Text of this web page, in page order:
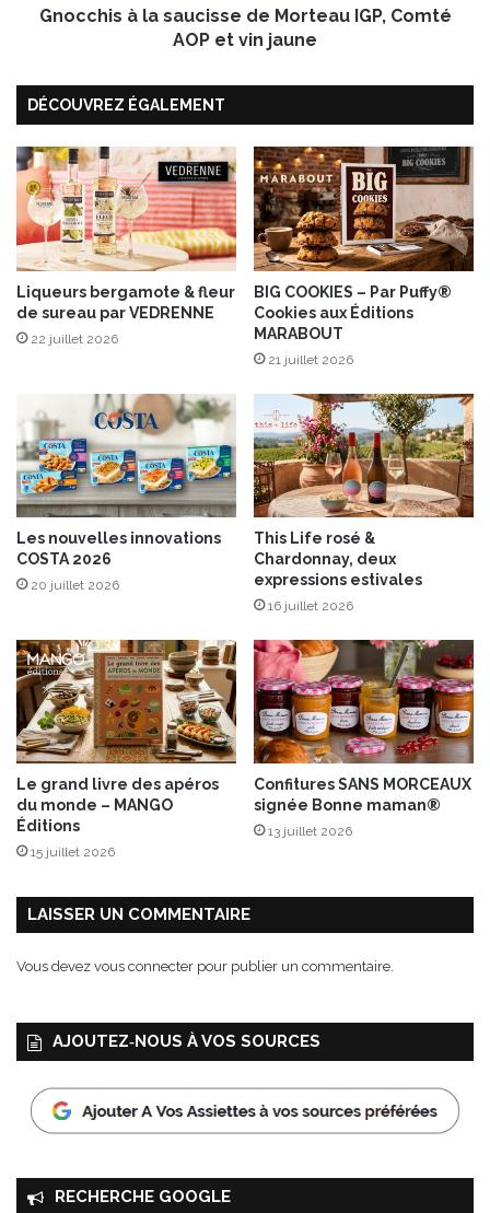
a
c
i
s
e
d
e
M
o
r
u
I
G
P
,
C
o
m
A
O
P
e
t
n
j
e
Gnocchis à la saucisse de Morteau IGP, Comté
AOP et vin jaune
DÉCOUVREZ ÉGALEMENT
Liqueurs bergamote & fleur
de sureau par VEDRENNE
22 juillet 2026
BIG COOKIES – Par Puffy®
Cookies aux Éditions
MARABOUT
21 juillet 2026
Les nouvelles innovations
COSTA 2026
20 juillet 2026
This Life rosé &
Chardonnay, deux
expressions estivales
16 juillet 2026
Le grand livre des apéros
du monde – MANGO
Éditions
15 juillet 2026
Confitures SANS MORCEAUX
signée Bonne maman®
13 juillet 2026
LAISSER UN COMMENTAIRE
Vous devez vous connecter pour publier un commentaire.
AJOUTEZ‑NOUS À VOS SOURCES
RECHERCHE GOOGLE